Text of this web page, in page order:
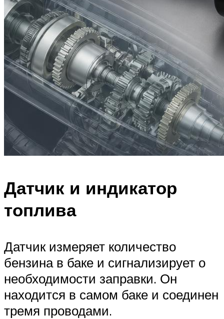
Датчик и индикатор
топлива
Датчик измеряет количество
бензина в баке и сигнализирует о
необходимости заправки. Он
находится в самом баке и соединен
тремя проводами.